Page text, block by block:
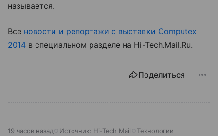
называется.
Все новости и репортажи с выставки Computex
2014 в специальном разделе на Hi-Tech.Mail.Ru.
Поделиться
19 часов назад Источник: Hi-Tech Mail Технологии